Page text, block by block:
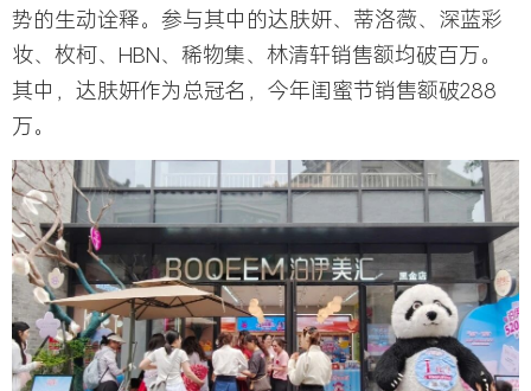
势的生动诠释。参与其中的达肤妍、蒂洛薇、 深蓝彩
妆、枚柯、HBN、稀物集、林清轩销售额均破百万。
其中，达肤妍作为总冠名，今年闺蜜节销售额破288
万。